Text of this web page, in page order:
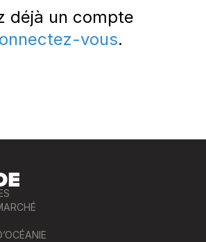
déjà un compte
vous.